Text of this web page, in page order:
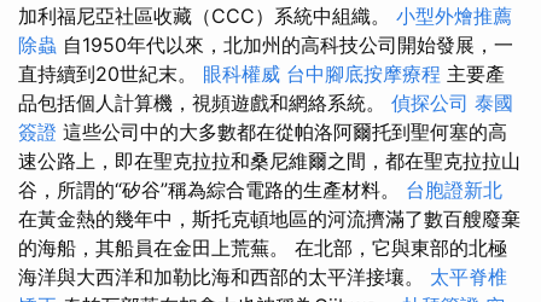
加利福尼亞社區收藏（CCC）系統中組織。 小型外燴推薦
除蟲 自1950年代以來，北加州的高科技公司開始發展，一
直持續到20世紀末。 眼科權威 台中腳底按摩療程 主要產
品包括個人計算機，視頻遊戲和網絡系統。 偵探公司 泰國
簽證 這些公司中的大多數都在從帕洛阿爾托到聖何塞的高
速公路上，即在聖克拉拉和桑尼維爾之間，都在聖克拉拉山
谷，所謂的“矽谷”稱為綜合電路的生產材料。 台胞證新北
在黃金熱的幾年中，斯托克頓地區的河流擠滿了數百艘廢棄
的海船，其船員在金田上荒蕪。 在北部，它與東部的北極
海洋與大西洋和加勒比海和西部的太平洋接壤。 太平脊椎